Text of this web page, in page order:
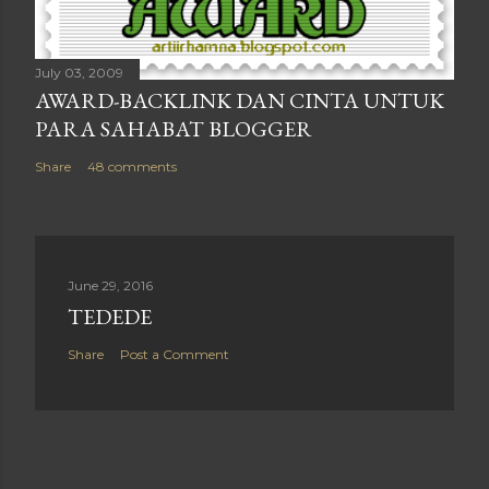
July 03, 2009
AWARD-BACKLINK DAN CINTA UNTUK
PARA SAHABAT BLOGGER
Share 48 comments
June 29, 2016
TEDEDE
Share Post a Comment